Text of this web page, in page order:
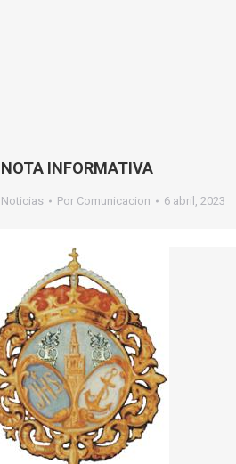
NOTA INFORMATIVA
Noticias Por Comunicacion 6 abril, 2023